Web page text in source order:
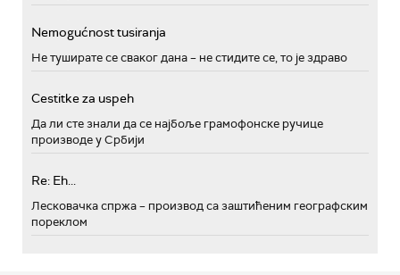
Nemogućnost tusiranja
Не туширате се сваког дана – не стидите се, то је здраво
Cestitke za uspeh
Да ли сте знали да се најбоље грамофонске ручице
производе у Србији
Re: Eh...
Лесковачка спржа – производ са заштићеним географским
пореклом